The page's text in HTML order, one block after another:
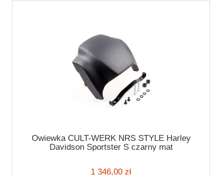
Owiewka CULT-WERK NRS STYLE Harley
Davidson Sportster S czarny mat
1 346,00 zł